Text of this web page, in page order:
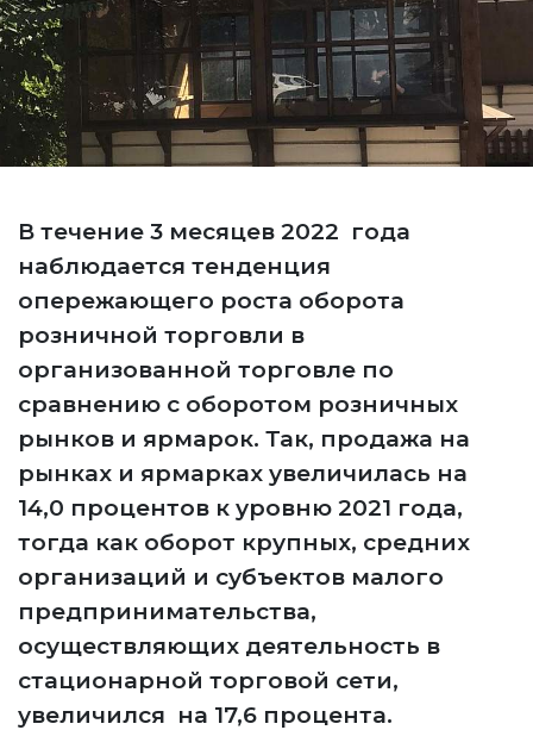
В течение 3 месяцев 2022 года
наблюдается тенденция
опережающего роста оборота
розничной торговли в
организованной торговле по
сравнению с оборотом розничных
рынков и ярмарок. Так, продажа на
рынках и ярмарках увеличилась на
14,0 процентов к уровню 2021 года,
тогда как оборот крупных, средних
организаций и субъектов малого
предпринимательства,
осуществляющих деятельность в
стационарной торговой сети,
увеличился на 17,6 процента.